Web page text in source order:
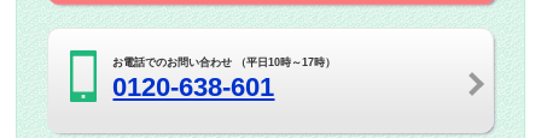
お電話でのお問い合わせ （平日10時～17時）
0120-638-601